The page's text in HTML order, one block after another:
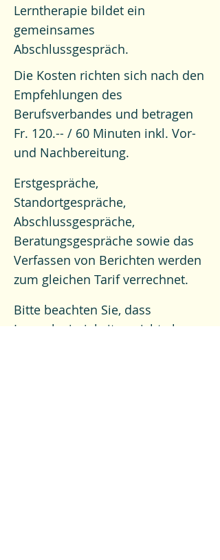
Lerntherapie bildet ein
gemeinsames
Abschlussgespräch.
Die Kosten richten sich nach den
Empfehlungen des
Berufsverbandes und betragen
Fr. 120.-- / 60 Minuten inkl. Vor-
und Nachbereitung.
Erstgespräche,
Standortgespräche,
Abschlussgespräche,
Beratungsgespräche sowie das
Verfassen von Berichten werden
zum gleichen Tarif verrechnet.
Bitte beachten Sie, dass
Lernschwierigkeiten nicht als